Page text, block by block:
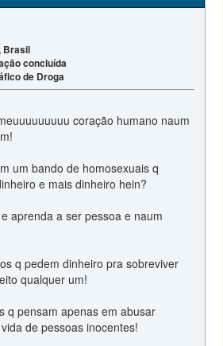
Brasil
concluída
de Droga
coração humano naum
um bando de homosexuais q
e mais dinheiro hein?
aprenda a ser pessoa e naum
q pedem dinheiro pra sobreviver
qualquer um!
q pensam apenas em abusar
de pessoas inocentes!